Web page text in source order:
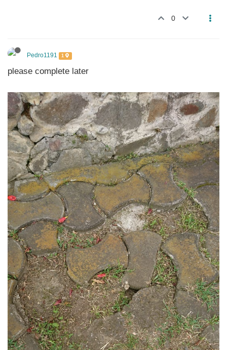
0
Pedro1191 1
please complete later